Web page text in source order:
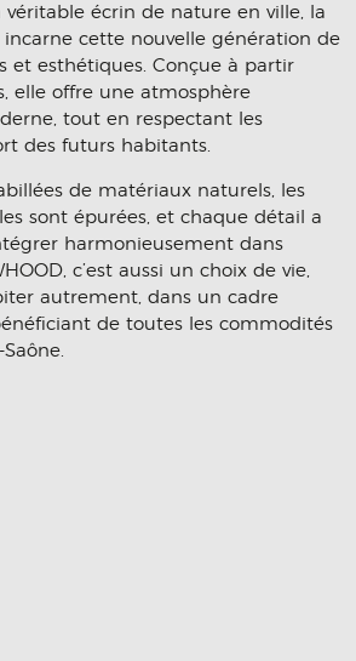
véritable écrin de nature en ville, la
incarne cette nouvelle génération de
et esthétiques. Conçue à partir
elle offre une atmosphère
tout en respectant les
des futurs habitants.
de matériaux naturels, les
sont épurées, et chaque détail a
harmonieusement dans
c’est aussi un choix de vie,
autrement, dans un cadre
de toutes les commodités